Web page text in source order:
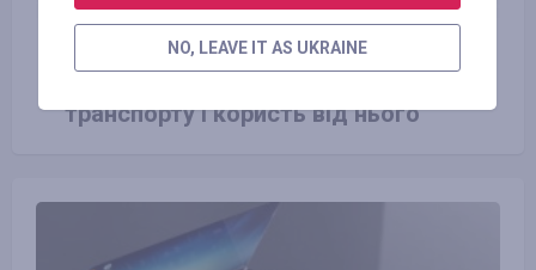
Види екологічно чистого
транспорту і користь від нього
NO, LEAVE IT AS UKRAINE